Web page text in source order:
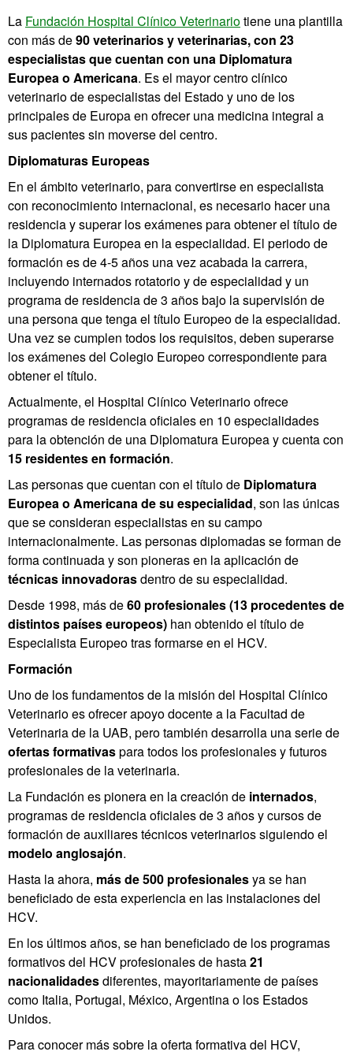
La Fundación Hospital Clínico Veterinariotiene una plantilla
con más de90 veterinarios y veterinarias, con 23
especialistas que cuentan con una Diplomatura
Europea o Americana. Es el mayor centro clínico
veterinario de especialistas del Estado y uno de los
principales de Europa en ofrecer una medicina integral a
sus pacientes sin moverse del centro.
Diplomaturas Europeas
En el ámbito veterinario, para convertirse en especialista
con reconocimiento internacional, es necesario hacer una
residencia y superar los exámenes para obtener el título de
la Diplomatura Europea en la especialidad. El periodo de
formación es de 4-5 años una vez acabada la carrera,
incluyendo internados rotatorio y de especialidad y un
programa de residencia de 3 años bajo la supervisión de
una persona que tenga el título Europeo de la especialidad.
Una vez se cumplen todos los requisitos, deben superarse
los exámenes del Colegio Europeo correspondiente para
obtener el título.
Actualmente, el Hospital Clínico Veterinario ofrece
programas de residencia oficiales en 10 especialidades
para la obtención de una Diplomatura Europea y cuenta con
15 residentes en formación.
Las personas que cuentan con el título de Diplomatura
Europea o Americana de su especialidad, son las únicas
que se consideran especialistas en su campo
internacionalmente. Las personas diplomadas se forman de
forma continuada y son pioneras en la aplicación de
técnicas innovadorasdentro de su especialidad.
Desde 1998, más de60 profesionales (13 procedentes de
distintos países europeos) han obtenido el título de
Especialista Europeo tras formarse en el HCV.
Formación
Uno de los fundamentos de la misión del Hospital Clínico
Veterinario es ofrecer apoyo docente a la Facultad de
Veterinaria de la UAB, pero también desarrolla una serie de
ofertas formativaspara todos los profesionales y futuros
profesionales de la veterinaria.
La Fundación es pionera en la creación de internados,
programas de residencia oficiales de 3 años y cursos de
formación de auxiliares técnicos veterinarios siguiendo el
modelo anglosajón.
Hasta la ahora, más de 500 profesionalesya se han
beneficiado de esta experiencia en las instalaciones del
HCV.
En los últimos años, se han beneficiado de los programas
formativos del HCV profesionales de hasta21
nacionalidadesdiferentes, mayoritariamente de países
como Italia, Portugal, México, Argentina o los Estados
Unidos.
Para conocer más sobre la oferta formativa del HCV,